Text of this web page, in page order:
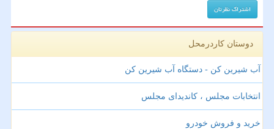
دوستان کاردرمحل
آب شیرین کن - دستگاه آب شیرین کن
انتخابات مجلس ، کاندیدای مجلس
خرید و فروش خودرو